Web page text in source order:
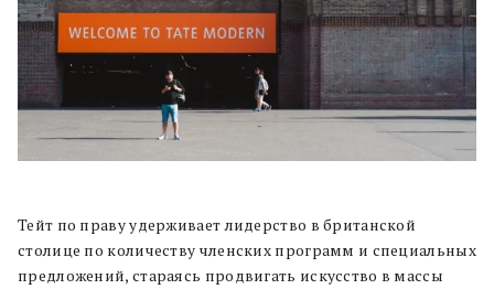
Тейт по праву удерживает лидерство в британской
столице по количеству членских программ и специальных
предложений, стараясь продвигать искусство в массы